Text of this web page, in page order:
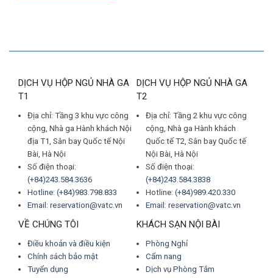
DỊCH VỤ HỘP NGỦ NHÀ GA
T1
Địa chỉ: Tầng 3 khu vực công
cộng, Nhà ga Hành khách Nội
địa T1, Sân bay Quốc tế Nội
Bài, Hà Nội
Số điện thoại:
(+84)243.584.3636
Hotline: (+84)983.798.833
Email: reservation@vatc.vn
DỊCH VỤ HỘP NGỦ NHÀ GA
T2
Địa chỉ: Tầng 2 khu vực công
cộng, Nhà ga Hành khách
Quốc tế T2, Sân bay Quốc tế
Nội Bài, Hà Nội
Số điện thoại:
(+84)243.584.3838
Hotline: (+84)989.420.330
Email: reservation@vatc.vn
VỀ CHÚNG TÔI
Điều khoản và điều kiện
Chính sách bảo mật
Tuyển dụng
KHÁCH SẠN NỘI BÀI
Phòng Nghỉ
Cẩm nang
Dịch vụ Phòng Tắm